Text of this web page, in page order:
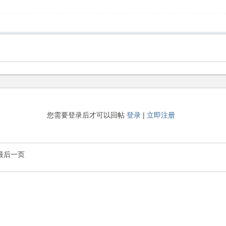
您需要登录后才可以回帖 登录| 立即注册
后一页